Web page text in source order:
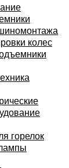
колес
горелок